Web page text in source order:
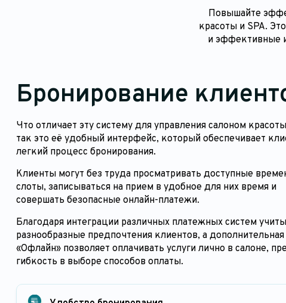
Повышайте
красоты и SPA.
и эффективные
Бронирование
Что отличает эту систему для управления салоном
так это её удобный интерфейс, который обеспечивает
легкий процесс бронирования.
Клиенты могут без труда просматривать доступные
слоты, записываться на прием в удобное для них время и
совершать безопасные онлайн-платежи.
Благодаря интеграции различных платежных систем
разнообразные предпочтения клиентов, а
«Офлайн» позволяет оплачивать услуги лично в салоне,
гибкость в выборе способов оплаты.